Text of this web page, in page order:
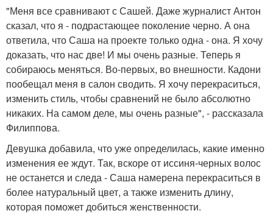
"Меня все сравнивают с Сашей. Даже журналист Антон
сказал, что я - подрастающее поколение черно. А она
ответила, что Саша на проекте только одна - она. Я хочу
доказать, что нас две! И мы очень разные. Теперь я
собираюсь меняться. Во-первых, во внешности. Кадони
пообещал меня в салон сводить. Я хочу перекраситься,
изменить стиль, чтобы сравнений не было абсолютно
никаких. На самом деле, мы очень разные", - рассказала
Филиппова.
Девушка добавила, что уже определилась, какие именно
изменения ее ждут. Так, вскоре от иссиня-черных волос
не останется и следа - Саша намерена перекраситься в
более натуральный цвет, а также изменить длину,
которая поможет добиться женственности.